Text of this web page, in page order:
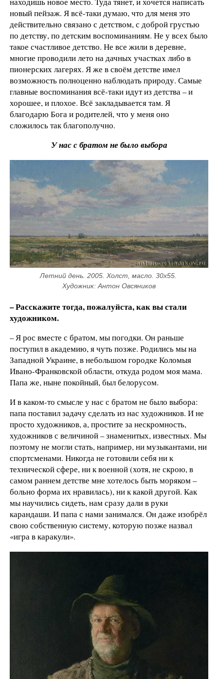
новый пейзаж. Я всё-таки думаю, что для меня это
действительно связано с детством, с доброй грустью
по детству, по детским воспоминаниям. Не у всех было
такое счастливое детство. Не все жили в деревне,
многие проводили лето на дачных участках либо в
пионерских лагерях. Я же в своём детстве имел
возможность полноценно наблюдать природу. Самые
главные воспоминания всё-таки идут из детства – и
хорошее, и плохое. Всё закладывается там. Я
благодарю Бога и родителей, что у меня оно
сложилось так благополучно.
У нас с братом не было выбора
Летний день. 2005. Холст, масло. 30х55.
Художник: Антон Овсяников
– Расскажите тогда, пожалуйста, как вы стали
художником.
– Я рос вместе с братом, мы погодки. Он раньше
поступил в академию, я чуть позже. Родились мы на
Западной Украине, в небольшом городке Коломыя
Ивано-Франковской области, откуда родом моя мама.
Папа же, ныне покойный, был белорусом.
И в каком-то смысле у нас с братом не было выбора:
папа поставил задачу сделать из нас художников. И не
просто художников, а, простите за нескромность,
художников с величиной – знаменитых, известных. Мы
поэтому не могли стать, например, ни музыкантами, ни
спортсменами. Никогда не готовили себя ни к
технической сфере, ни к военной (хотя, не скрою, в
самом раннем детстве мне хотелось быть моряком –
больно форма их нравилась), ни к какой другой. Как
мы научились сидеть, нам сразу дали в руки
карандаши. И папа с нами занимался. Он даже изобрёл
свою собственную систему, которую позже назвал
«игра в каракули».